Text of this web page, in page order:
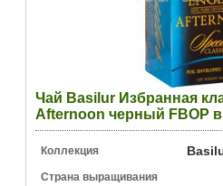
Чай Basilur Избранная
Afternoon черный FBOP в
Коллекция
Страна выращивания